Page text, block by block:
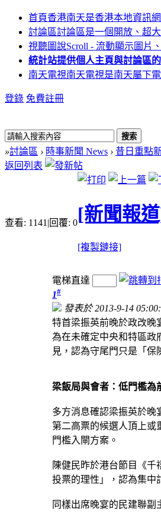
首頁香港南天是香港本地資訊
討論區討論區是一個開放、超
視聽圖說Scroll - 流動顯示圖片
統計站提供個人主頁與討論區
南天電視南天電視是南天屬下
登錄 免費註冊
搜索
»討論區 › 時事新聞 News › 昔日重點
返回列表
查看: 1141 |回覆: 0[新聞報
[複製鏈接]
電梯直達
1#
發表於 2013-9-14
特首梁振英前晚於政改晚
為在未確定中央和特區政
見，認為守尾門只是「保
梁飯局與會者：低門檻為
多方消息確認梁振英於晚
第二高票的候選人頂上或
門檻入閘方案。
陳健民昨於港台節目《
投票的理性」，認為集中
同樣出席晚宴的民建聯